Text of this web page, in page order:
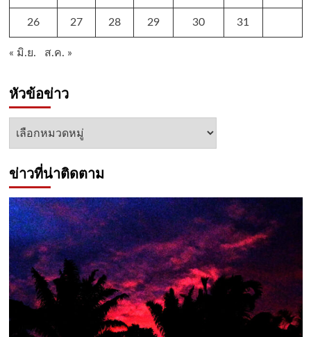
26 27 28 29 30 31
« มิ.ย. ส.ค. »
หัวข้อข่าว
หัวข้อ
ข่าวที่น่าติดตาม